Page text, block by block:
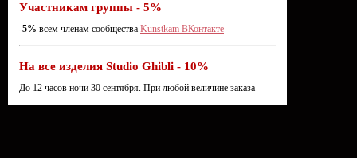
Участникам группы - 5%
-5% всем членам сообщества Kunstkam ВКонтакте
На все изделия Studio Ghibli - 10%
До 12 часов ночи 30 сентября. При любой величине заказа